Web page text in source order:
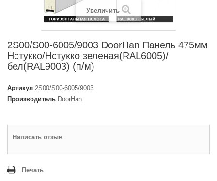
Увеличить
2S00/S00-6005/9003 DoorHan Панель 475мм
Нстукко/Нстукко зеленая(RAL6005)/
бел(RAL9003) (п/м)
Артикул 2S00/S00-6005/9003
Производитель DoorHan
Написать отзыв
Печать